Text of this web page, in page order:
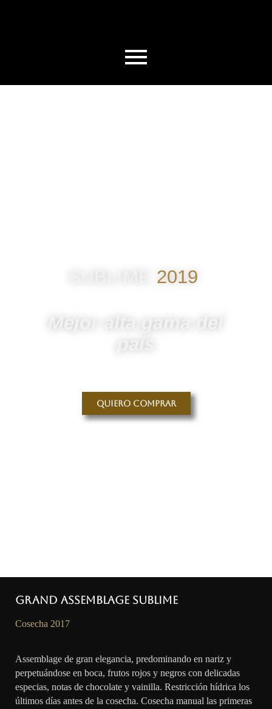
2019
Mejor alta gama del
país
Quiero comprar
Grand Assemblage Sublime
Cosecha 2017
Assemblage de gran elegancia, predominando en nariz y
perpetuándose en boca, frutos rojos y negros con delicadas
especias, notas de chocolate y vainilla. Restricción hídrica los
últimos días antes de la cosecha. Cosecha manual las primeras